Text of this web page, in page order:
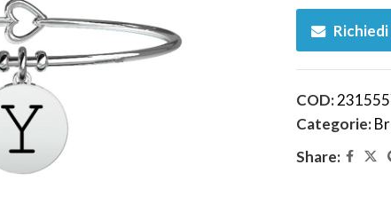
COD:
Categorie:
Share: